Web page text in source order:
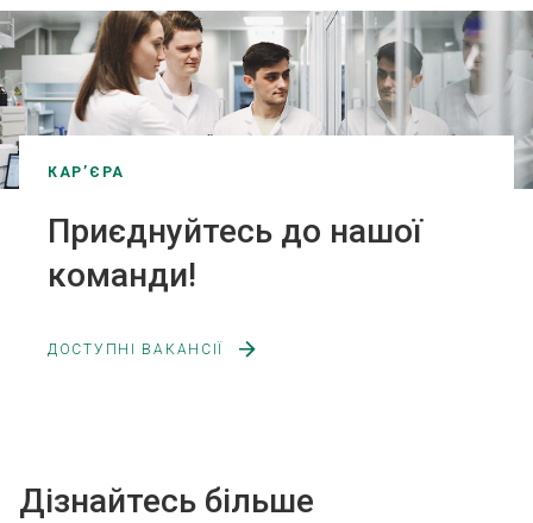
КАР’ЄРА
Приєднуйтесь до нашої
команди!
ДОСТУПНІ ВАКАНСІЇ
Дізнайтесь більше